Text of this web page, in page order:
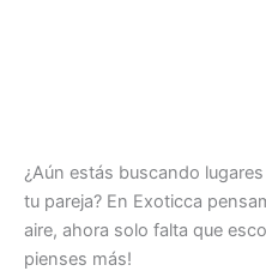
¿Aún estás buscando
tu pareja? En Exoticca
aire, ahora solo falta que
pienses más!